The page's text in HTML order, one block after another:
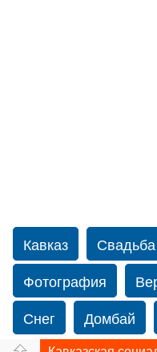
Кавказ Свадьба
Фотография
Снег
Домбай